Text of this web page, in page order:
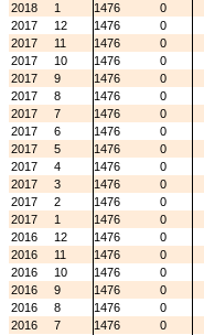
2018
1 1476
0
2017
12 1476
0
2017
11 1476
0
2017
10 1476
0
2017
9 1476
0
2017
8 1476
0
2017
7 1476
0
2017
6 1476
0
2017
5 1476
0
2017
4 1476
0
2017
3 1476
0
2017
2 1476
0
2017
1 1476
0
2016
12 1476
0
2016
11 1476
0
2016
10 1476
0
2016
9 1476
0
2016
8 1476
0
2016
7 1476
0